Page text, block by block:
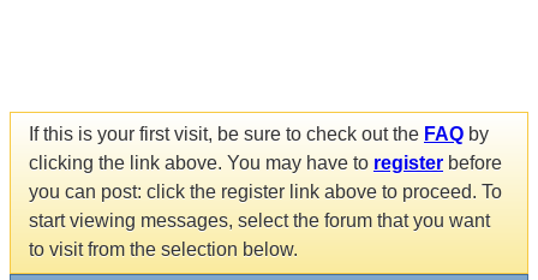
If this is your first visit, be sure to check out the FAQ by
clicking the link above. You may have to register before
you can post: click the register link above to proceed. To
start viewing messages, select the forum that you want
to visit from the selection below.